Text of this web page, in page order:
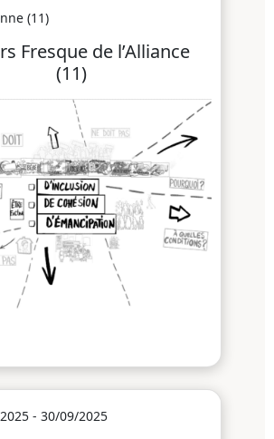
(11)
Fresque de l’Alliance
(11)
- 30/09/2025